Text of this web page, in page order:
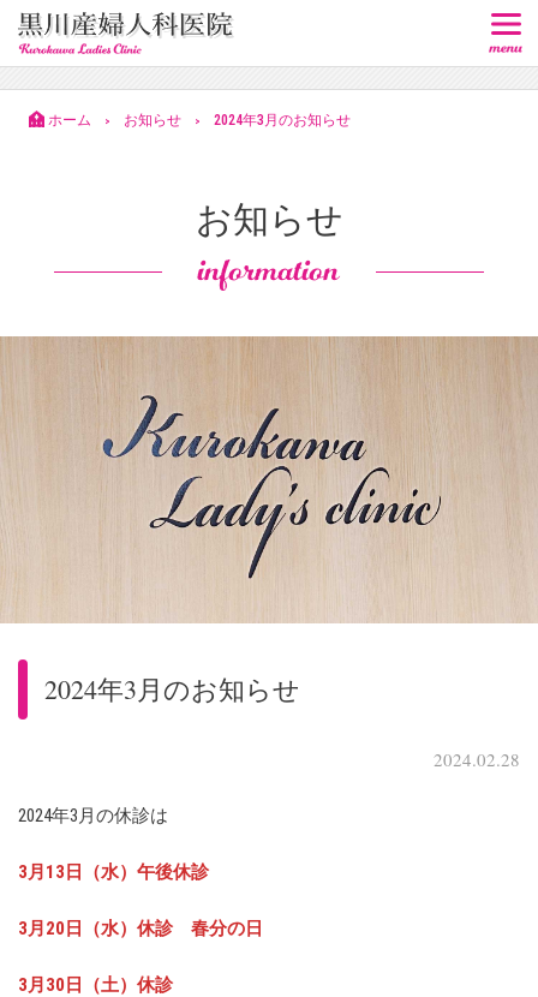
ホーム > お知らせ > 2024年3月のお知らせ
お知らせ
information
2024年3月のお知らせ
2024.02.28
2024年3月の休診は
3月13日（水）午後休診
3月20日（水）休診 春分の日
3月30日（土）休診